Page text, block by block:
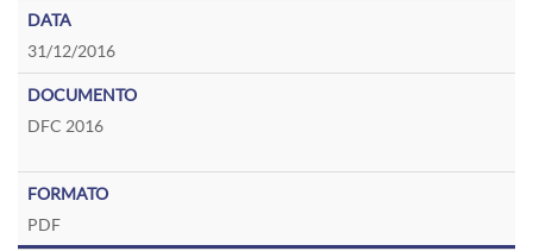
31/12/2016
DFC 2016
PDF